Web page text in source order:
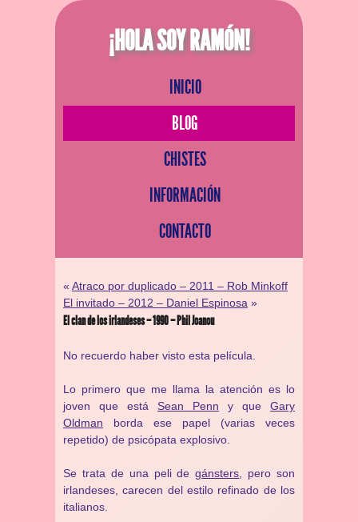
¡HOLA SOY RAMÓN!
INICIO
BLOG
CHISTES
INFORMACIÓN
CONTACTO
« Atraco por duplicado – 2011 – Rob Minkoff
El invitado – 2012 – Daniel Espinosa »
El clan de los irlandeses – 1990 – Phil Joanou
No recuerdo haber visto esta película.
Lo primero que me llama la atención es lo
joven que está Sean Penn y que Gary
Oldman borda ese papel (varias veces
repetido) de psicópata explosivo.
Se trata de una peli degánsters , pero son
irlandeses, carecen del estilo refinado de los
italianos.